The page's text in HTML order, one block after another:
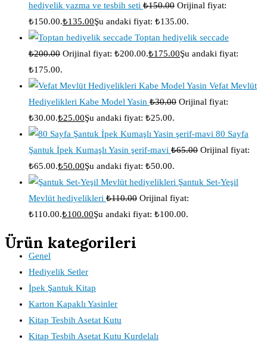
hediyelik yazma ve tesbih seti ₺150.00 Orijinal fiyat:
₺150.00.₺135.00Şu andaki fiyat: ₺135.00.
Toptan hediyelik seccade
₺200.00 Orijinal fiyat: ₺200.00.₺175.00Şu andaki fiyat:
₺175.00.
Vefat Mevlüt
Hediyelikleri Kabe Model Yasin ₺30.00 Orijinal fiyat:
₺30.00.₺25.00Şu andaki fiyat: ₺25.00.
80 Sayfa
Şantuk İpek Kumaşlı Yasin şerif-mavi ₺65.00 Orijinal fiyat:
₺65.00.₺50.00Şu andaki fiyat: ₺50.00.
Şantuk Set-Yeşil
Mevlüt hediyelikleri ₺110.00 Orijinal fiyat:
₺110.00.₺100.00Şu andaki fiyat: ₺100.00.
Ürün kategorileri
Genel
Hediyelik Setler
İpek Şantuk Kitap
Karton Kapaklı Yasinler
Kitap Tesbih Asetat Kutu
Kitap Tesbih Asetat Kutu Kurdelalı